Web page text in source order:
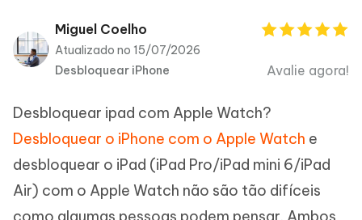
PDNob
PDF
Editor
Novo
iAnyGo
Miguel Coelho
Atualizado no 15/07/2026
Desbloquear iPhone
Avalie agora!
Desbloquear ipad com Apple Watch?
Desbloquear o iPhone com o Apple Watch e
desbloquear o iPad (iPad Pro/iPad mini 6/iPad
Air) com o Apple Watch não são tão difíceis